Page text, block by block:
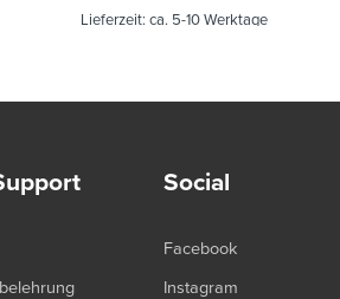
Lieferzeit: ca. 5-10 Werktage
Social
Facebook
Instagram